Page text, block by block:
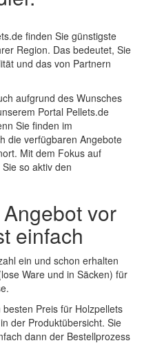
finden Sie günstigste
Region. Das bedeutet, Sie
und das von Partnern
aufgrund des Wunsches
Portal Pellets.de
Sie finden im
die verfügbaren Angebote
Mit dem Fokus auf
so aktiv den
vor
einfach
ein und schon erhalten
Ware und in Säcken) für
Preis für Holzpellets
der Produktübersicht. Sie
dann der Bestellprozess